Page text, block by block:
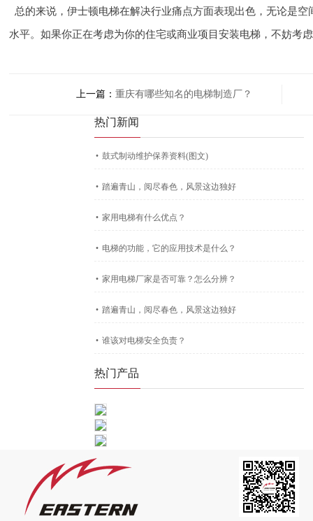
总的来说，伊士顿电梯在解决行业痛点方面表现出色，无论是
水平。如果你正在考虑为你的住宅或商业项目安装电梯，不妨考
上一篇： 重庆有哪些知名的电梯制造厂？
热门新闻
· 鼓式制动维护保养资料(图文)
· 踏遍青山，阅尽春色，风景这边独好
· 家用电梯有什么优点？
· 电梯的功能，它的应用技术是什么？
· 家用电梯厂家是否可靠？怎么分辨？
· 踏遍青山，阅尽春色，风景这边独好
· 谁该对电梯安全负责？
热门产品